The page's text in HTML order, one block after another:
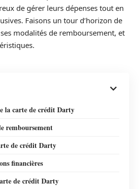
de gérer leurs dépenses tout en
Faisons un tour d’horizon de
modalités de remboursement, et
la carte de crédit Darty
remboursement
de crédit Darty
financières
de crédit Darty